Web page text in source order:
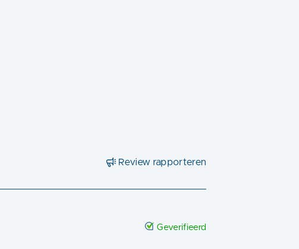
Review rapporteren
Geverifieerd